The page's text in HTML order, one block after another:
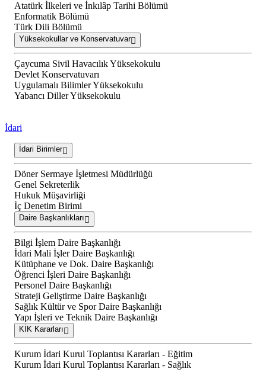
Atatürk İlkeleri ve İnkılâp Tarihi Bölümü
Enformatik Bölümü
Türk Dili Bölümü
Yüksekokullar ve Konservatuvar
Çaycuma Sivil Havacılık Yüksekokulu
Devlet Konservatuvarı
Uygulamalı Bilimler Yüksekokulu
Yabancı Diller Yüksekokulu
İdari
İdari Birimler
Döner Sermaye İşletmesi Müdürlüğü
Genel Sekreterlik
Hukuk Müşavirliği
İç Denetim Birimi
Daire Başkanlıkları
Bilgi İşlem Daire Başkanlığı
İdari Mali İşler Daire Başkanlığı
Kütüphane ve Dok. Daire Başkanlığı
Öğrenci İşleri Daire Başkanlığı
Personel Daire Başkanlığı
Strateji Geliştirme Daire Başkanlığı
Sağlık Kültür ve Spor Daire Başkanlığı
Yapı İşleri ve Teknik Daire Başkanlığı
KİK Kararları
Kurum İdari Kurul Toplantısı Kararları - Eğitim
Kurum İdari Kurul Toplantısı Kararları - Sağlık